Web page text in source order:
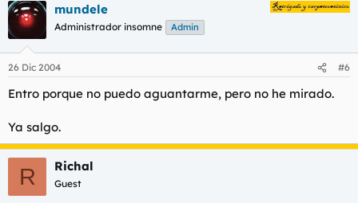
mundele
Administrador insomne Admin
26 Dic 2004 #6
Entro porque no puedo aguantarme, pero no he mirado.
Ya salgo.
R Richal
Guest